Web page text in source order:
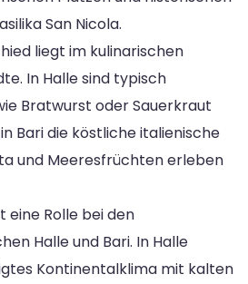
San Nicola.
liegt im kulinarischen
In Halle sind typisch
Bratwurst oder Sauerkraut
Bari die köstliche italienische
und Meeresfrüchten erleben
eine Rolle bei den
Halle und Bari. In Halle
Kontinentalklima mit kalten